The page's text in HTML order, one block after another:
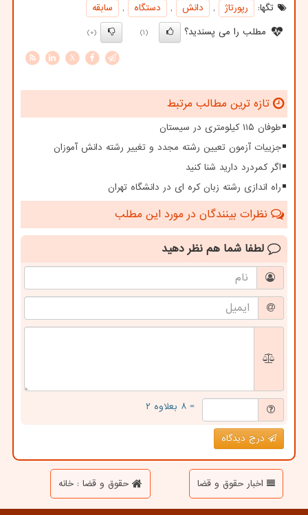
تگها:
رپورتاژ , دانش , دستگاه ,
سابقه
مطلب را می پسندید؟
(1)
(0)
X
تازه ترین مطالب مرتبط
طوفان ۱۱۵ کیلومتری در سیستان
جزییات آزمون تعیین رشته مجدد و تغییر رشته دانش آموزان
اگر کمردرد دارید شنا کنید
راه اندازی رشته زبان کره ای در دانشگاه تهران
نظرات بینندگان در مورد این مطلب
لطفا شما هم نظر دهید
= ۸ بعلاوه ۲
درج دیدگاه
اخبار حقوق و قضا حقوق و قضا : خانه